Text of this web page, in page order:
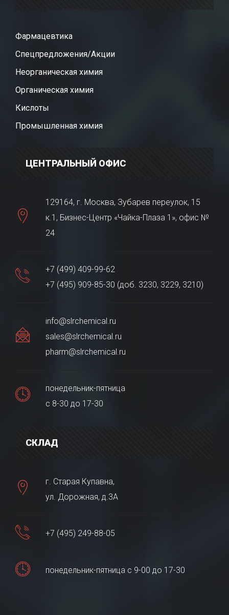
Фармацевтика
Спецпредложения/Акции
Неорганическая химия
Органическая химия
Кислоты
Промышленная химия
ЦЕНТРАЛЬНЫЙ ОФИС
129164, г. Москва, Зубарев переулок, 15
к.1, Бизнес-Центр «Чайка-Плаза 1», офис №
24
+7 (499) 409-99-62
+7 (495) 909-85-30 (доб. 3230, 3229, 3210)
info@slrchemical.ru
sales@slrchemical.ru
pharm@slrchemical.ru
понедельник-пятница
с 8-30 до 17-30
СКЛАД
г. Старая Купавна,
ул. Дорожная, д.3А
+7 (495) 249-88-05
понедельник-пятница с 9-00 до 17-30